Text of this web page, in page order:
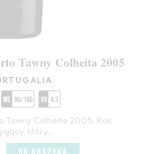
Tawny Colheita 2005
WE 90/100 VV 4,3
Tawny Colheita 2005. Rok
który...